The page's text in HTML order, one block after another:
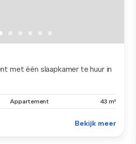
met één slaapkamer te huur in
Appartement 43 m²
Bekijk meer